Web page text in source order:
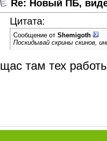
Re: Новый ПБ,
Цитата:
Сообщение от Shemigoth
Поскидывай скрины скинов,
щас там тех